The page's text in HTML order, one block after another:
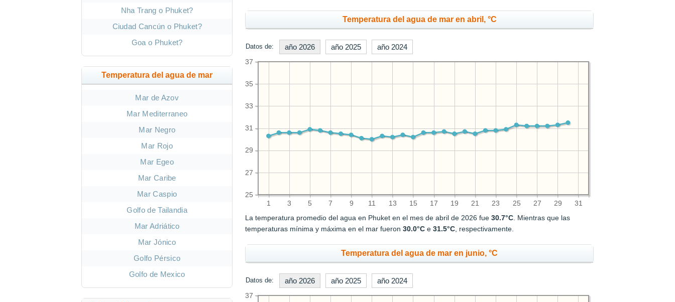
Temperatura del agua de mar en abril, °C
Datos de: año 2026 año 2025 año 2024
1 3 5 7 9 11 13 15 17 19 21 23 25 27 29 31
25
27
29
31
33
35
37
La temperatura promedio del agua en Phuket en el mes de abril de 2026 fue30.7°C. Mientras que las
temperaturas mínima y máxima en el mar fueron30.0°C e31.5°C, respectivamente.
Temperatura del agua de mar en junio, °C
Datos de: año 2026 año 2025 año 2024
37
Nha Trang o Phuket?
Ciudad Cancún o Phuket?
Goa o Phuket?
Temperatura del agua de mar
Mar de Azov
Mar Mediterraneo
Mar Negro
Mar Rojo
Mar Egeo
Mar Caribe
Mar Caspio
Golfo de Tailandia
Mar Adriático
Mar Jónico
Golfo Pérsico
Golfo de Mexico